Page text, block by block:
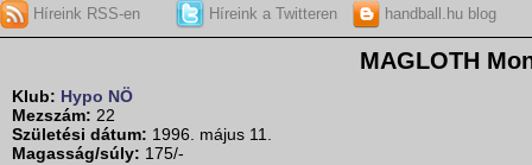
Híreink RSS-en Híreink a Twitteren handball.hu blog
MAGLOTH
Klub: Hypo NÖ
Mezszám: 22
Születési dátum: 1996. május 11.
Magasság/súly: 175/-